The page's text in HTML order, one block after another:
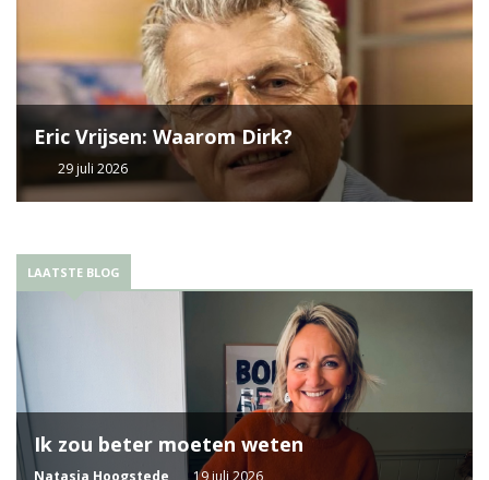
Eric Vrijsen: Waarom Dirk?
29 juli 2026
LAATSTE BLOG
Ik zou beter moeten weten